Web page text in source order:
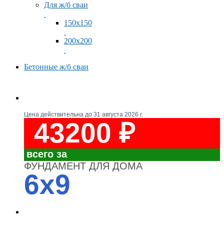
Для ж/б сваи
150x150
200x200
Бетонные ж/б сваи
Цена действительна до 31 августа 2026 г.
43200 ₽
всего за
ФУНДАМЕНТ ДЛЯ ДОМА
6x9